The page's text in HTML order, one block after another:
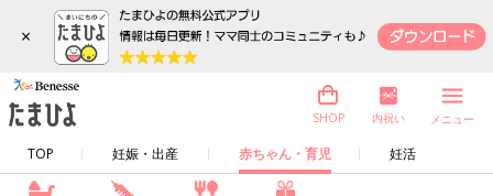
×
TOP 妊娠・出産 赤ちゃん・育児 妊活
SHOP 内祝い メニュー